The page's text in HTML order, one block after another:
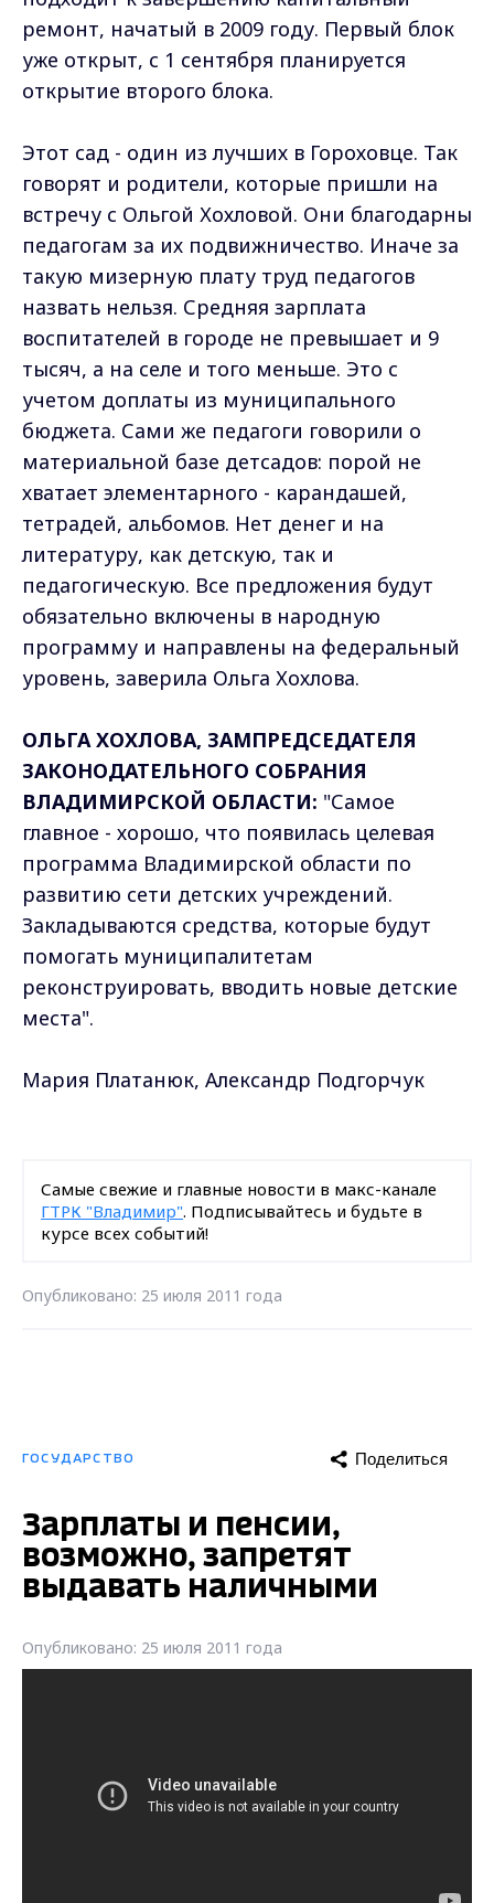
ремонт, начатый в 2009 году. Первый блок
уже открыт, с 1 сентября планируется
открытие второго блока.
Этот сад - один из лучших в Гороховце. Так
говорят и родители, которые пришли на
встречу с Ольгой Хохловой. Они благодарны
педагогам за их подвижничество. Иначе за
такую мизерную плату труд педагогов
назвать нельзя. Средняя зарплата
воспитателей в городе не превышает и 9
тысяч, а на селе и того меньше. Это с
учетом доплаты из муниципального
бюджета. Сами же педагоги говорили о
материальной базе детсадов: порой не
хватает элементарного - карандашей,
тетрадей, альбомов. Нет денег и на
литературу, как детскую, так и
педагогическую. Все предложения будут
обязательно включены в народную
программу и направлены на федеральный
уровень, заверила Ольга Хохлова.
ОЛЬГА ХОХЛОВА, ЗАМПРЕДСЕДАТЕЛЯ
ЗАКОНОДАТЕЛЬНОГО СОБРАНИЯ
ВЛАДИМИРСКОЙ ОБЛАСТИ: "Самое
главное - хорошо, что появилась целевая
программа Владимирской области по
развитию сети детских учреждений.
Закладываются средства, которые будут
помогать муниципалитетам
реконструировать, вводить новые детские
места".
Мария Платанюк, Александр Подгорчук
Самые свежие и главные новости в макс-канале
ГТРК "Владимир". Подписывайтесь и будьте в
курсе всех событий!
Опубликовано: 25 июля 2011 года
ГОСУДАРСТВО Поделиться
Зарплаты и пенсии,
возможно, запретят
выдавать наличными
Опубликовано: 25 июля 2011 года